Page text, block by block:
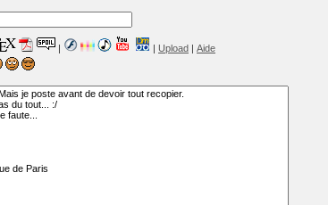
| | Upload | Aide